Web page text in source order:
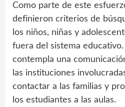
Como parte de este
definieron criterios de
los niños, niñas y
fuera del sistema
contempla una
las instituciones
contactar a las familias y
los estudiantes a las aulas.